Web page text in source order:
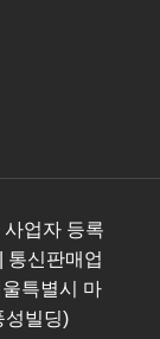
업자 등록
통신판매업
특별시 마
성빌딩)